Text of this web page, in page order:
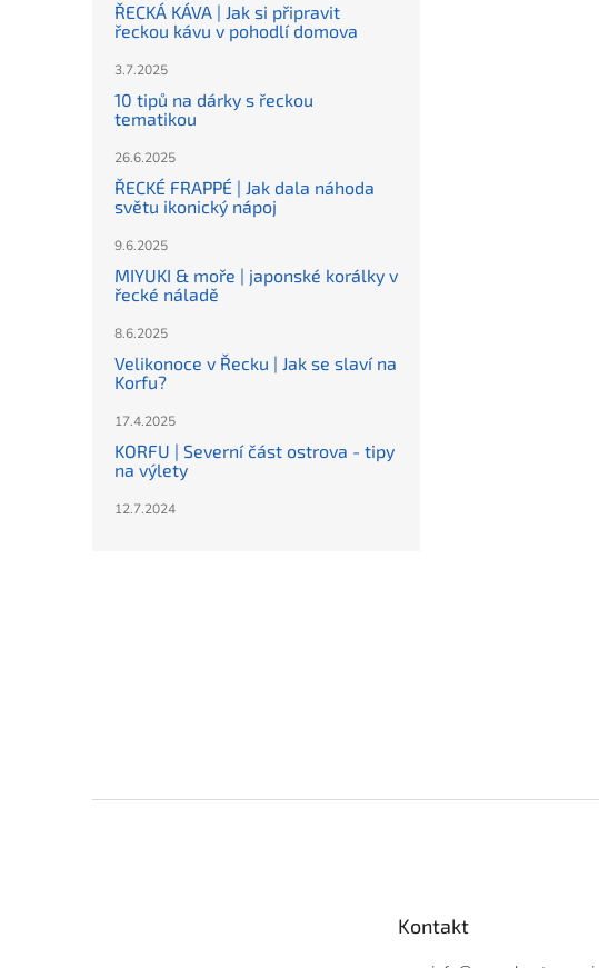
ŘECKÁ KÁVA | Jak si připravit
řeckou kávu v pohodlí domova
3.7.2025
10 tipů na dárky s řeckou
tematikou
26.6.2025
ŘECKÉ FRAPPÉ | Jak dala náhoda
světu ikonický nápoj
9.6.2025
MIYUKI & moře | japonské korálky v
řecké náladě
8.6.2025
Velikonoce v Řecku | Jak se slaví na
Korfu?
17.4.2025
KORFU | Severní část ostrova - tipy
na výlety
12.7.2024
Kontakt